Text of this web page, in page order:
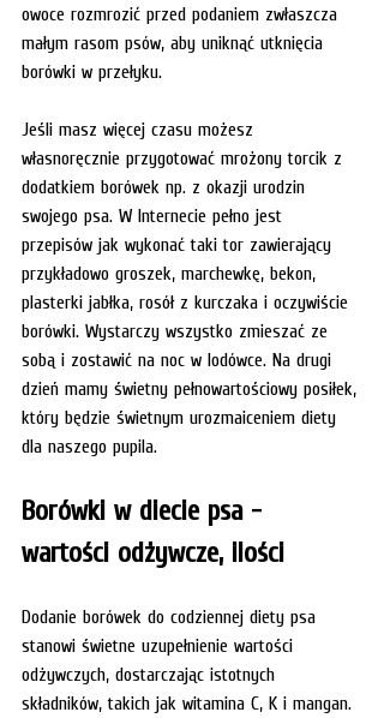
owoce rozmrozić przed podaniem zwłaszcza
małym rasom psów, aby uniknąć utknięcia
borówki w przełyku.
Jeśli masz więcej czasu możesz
własnoręcznie przygotować mrożony torcik z
dodatkiem borówek np. z okazji urodzin
swojego psa. W Internecie pełno jest
przepisów jak wykonać taki tor zawierający
przykładowo groszek, marchewkę, bekon,
plasterki jabłka, rosół z kurczaka i oczywiście
borówki. Wystarczy wszystko zmieszać ze
sobą i zostawić na noc w lodówce. Na drugi
dzień mamy świetny pełnowartościowy posiłek,
który będzie świetnym urozmaiceniem diety
dla naszego pupila.
Borówki w diecie psa -
wartości odżywcze, ilości
Dodanie borówek do codziennej diety psa
stanowi świetne uzupełnienie wartości
odżywczych, dostarczając istotnych
składników, takich jak witamina C, K i mangan.